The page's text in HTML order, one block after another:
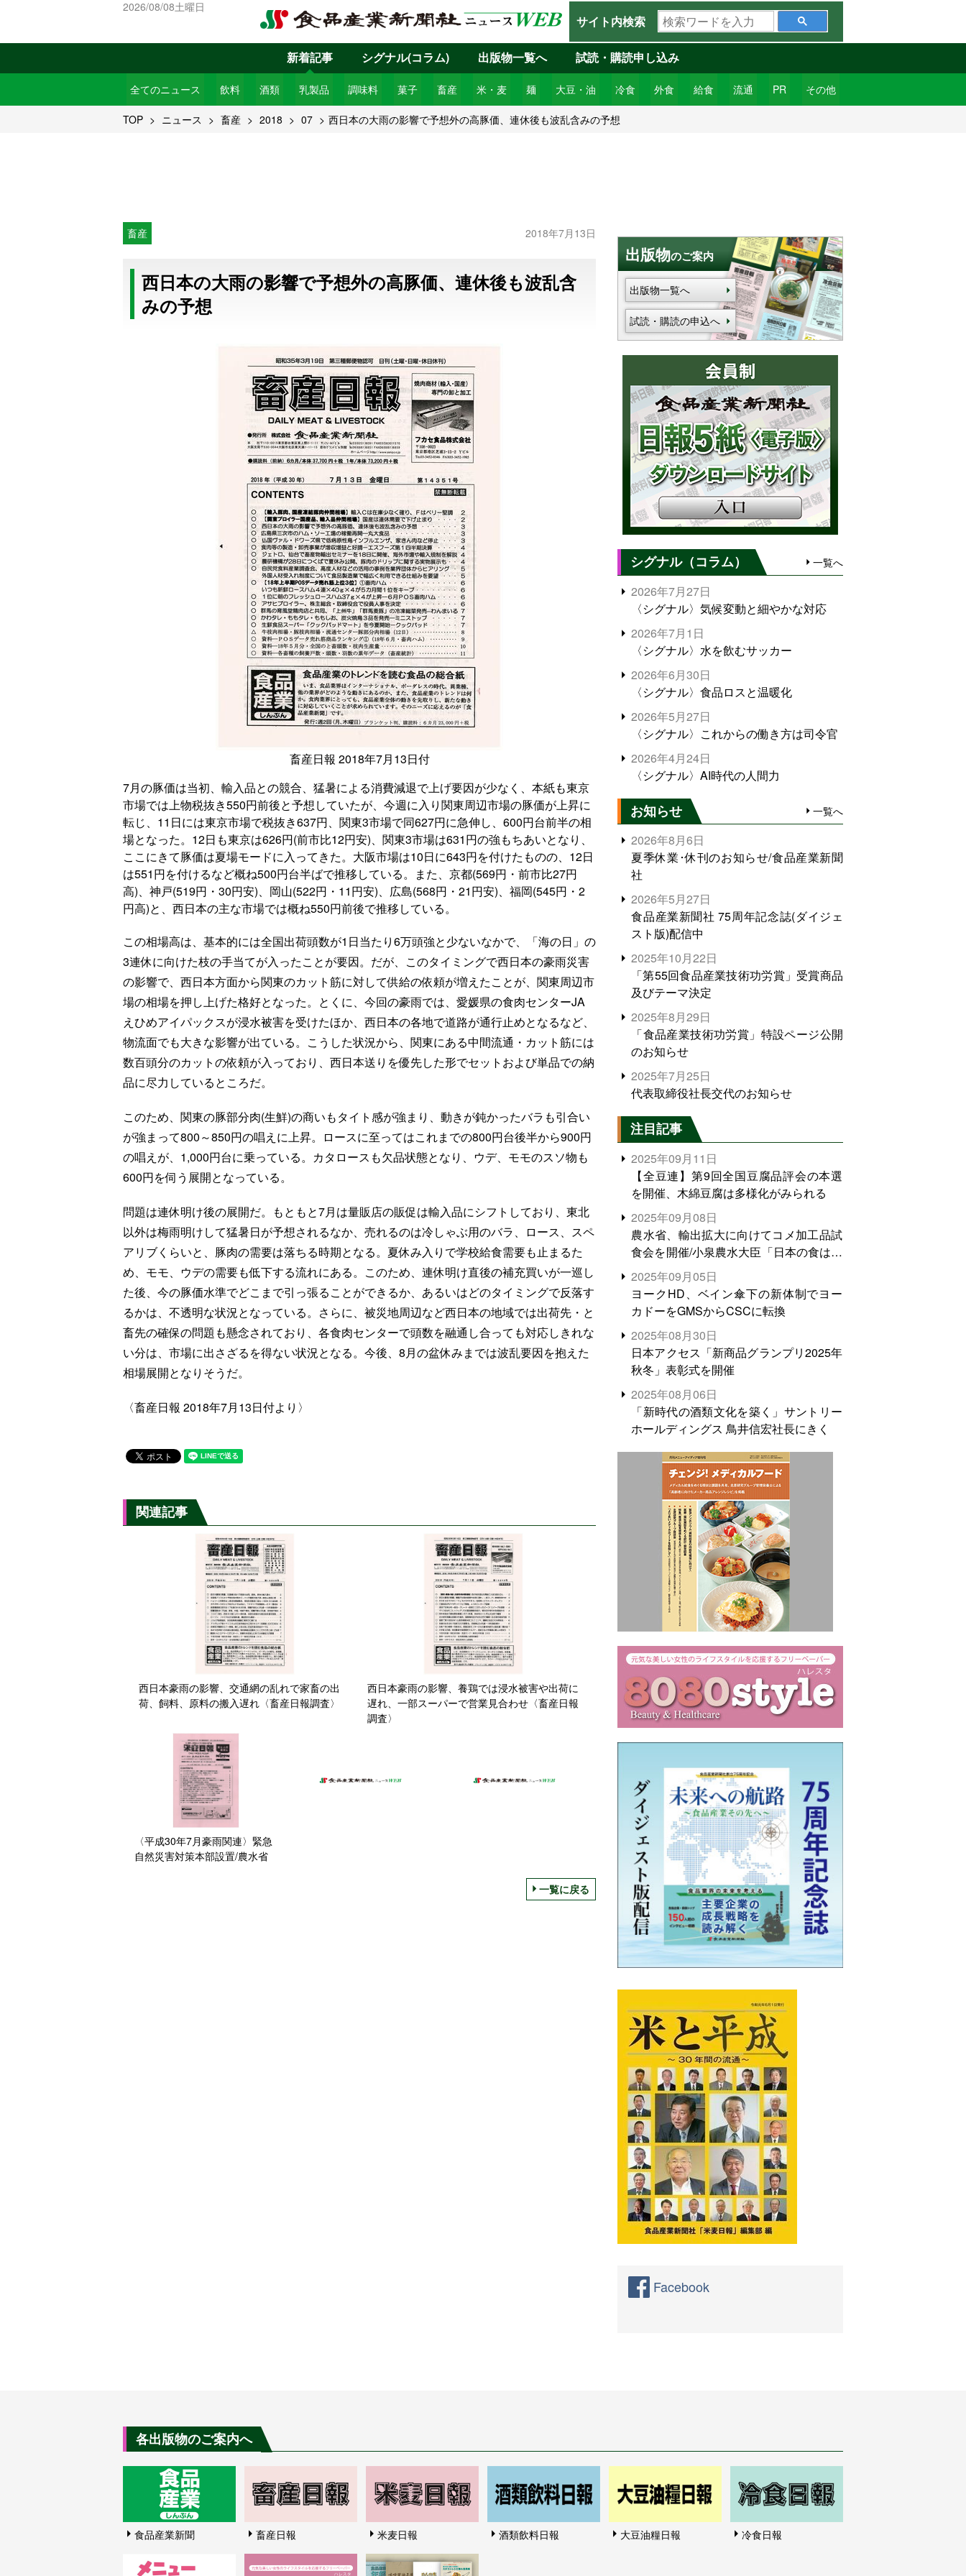
2026/08/08土曜日
サイト内検索
検
索
ワ
ー
ド
を
新着記事
全てのニュース 飲料 酒類 乳製品 調味料 菓子 畜産 米・麦 麺 大豆・油 冷食 外食 給食 流通 PR その他
シグナル(コラム) 出版物一覧へ 試読・購読申し込み
TOP ニュース 畜産 2018 07 西日本の大雨の影響で予想外の高豚価、連休後も波乱含みの予想
畜産 2018年7月13日
西日本の大雨の影響で予想外の高豚価、連休後も波乱含
みの予想
畜産日報 2018年7月13日付
7月の豚価は当初、輸入品との競合、猛暑による消費減退で上げ要因が少なく、本紙も東京
市場では上物税抜き550円前後と予想していたが、今週に入り関東周辺市場の豚価が上昇に
転じ、11日には東京市場で税抜き637円、関東3市場で同627円に急伸し、600円台前半の相
場となった。12日も東京は626円(前市比12円安)、関東3市場は631円の強もちあいとなり、
ここにきて豚価は夏場モードに入ってきた。大阪市場は10日に643円を付けたものの、12日
は551円を付けるなど概ね500円台半ばで推移している。また、京都(569円・前市比27円
高)、神戸(519円・30円安)、岡山(522円・11円安)、広島(568円・21円安)、福岡(545円・2
円高)と、西日本の主な市場では概ね550円前後で推移している。
この相場高は、基本的には全国出荷頭数が1日当たり6万頭強と少ないなかで、「海の日」の
3連休に向けた枝の手当てが入ったことが要因。だが、このタイミングで西日本の豪雨災害
の影響で、西日本方面から関東のカット筋に対して供給の依頼が増えたことが、関東周辺市
場の相場を押し上げた格好となった。とくに、今回の豪雨では、愛媛県の食肉センターJA
えひめアイパックスが浸水被害を受けたほか、西日本の各地で道路が通行止めとなるなど、
物流面でも大きな影響が出ている。こうした状況から、関東にある中間流通・カット筋には
数百頭分のカットの依頼が入っており、西日本送りを優先した形でセットおよび単品での納
品に尽力しているところだ。
このため、関東の豚部分肉(生鮮)の商いもタイト感が強まり、動きが鈍かったバラも引合い
が強まって800～850円の唱えに上昇。ロースに至ってはこれまでの800円台後半から900円
の唱えが、1,000円台に乗っている。カタロースも欠品状態となり、ウデ、モモのスソ物も
600円を伺う展開となっている。
問題は連休明け後の展開だ。もともと7月は量販店の販促は輸入品にシフトしており、東北
以外は梅雨明けして猛暑日が予想されるなか、売れるのは冷しゃぶ用のバラ、ロース、スペ
アリブくらいと、豚肉の需要は落ちる時期となる。夏休み入りで学校給食需要も止まるた
め、モモ、ウデの需要も低下する流れにある。このため、連休明け直後の補充買いが一巡し
た後、今の豚価水準でどこまで引っ張ることができるか、あるいはどのタイミングで反落す
るかは、不透明な状況となっている。さらに、被災地周辺など西日本の地域では出荷先・と
畜先の確保の問題も懸念されており、各食肉センターで頭数を融通し合っても対応しきれな
い分は、市場に出さざるを得ない状況となる。今後、8月の盆休みまでは波乱要因を抱えた
相場展開となりそうだ。
〈畜産日報 2018年7月13日付より〉
関連記事
西日本豪雨の影響、交通網の乱れで家畜の出
荷、飼料、原料の搬入遅れ〈畜産日報調査〉
西日本豪雨の影響、養鶏では浸水被害や出荷に
遅れ、一部スーパーで営業見合わせ〈畜産日報
調査〉
〈平成30年7月豪雨関連〉緊急
自然災害対策本部設置/農水省
一覧に戻る
出版物のご案内
出版物一覧へ
試読・購読の申込へ
シグナル（コラム） 一覧へ
2026年7月27日
〈シグナル〉気候変動と細やかな対応
2026年7月1日
〈シグナル〉水を飲むサッカー
2026年6月30日
〈シグナル〉食品ロスと温暖化
2026年5月27日
〈シグナル〉これからの働き方は司令官
2026年4月24日
〈シグナル〉AI時代の人間力
お知らせ 一覧へ
2026年8月6日
夏季休業･休刊のお知らせ/食品産業新聞
社
2026年5月27日
食品産業新聞社 75周年記念誌(ダイジェ
スト版)配信中
2025年10月22日
「第55回食品産業技術功労賞」受賞商品
及びテーマ決定
2025年8月29日
「食品産業技術功労賞」特設ページ公開
のお知らせ
2025年7月25日
代表取締役社長交代のお知らせ
注目記事
2025年09月11日
【全豆連】第9回全国豆腐品評会の本選
を開催、木綿豆腐は多様化がみられる
2025年09月08日
農水省、輸出拡大に向けてコメ加工品試
食会を開催/小泉農水大臣「日本の食は世
界でトップをとれる。米増産に向けて、
米輸出需要の拡大を」
2025年09月05日
ヨークHD、ベイン傘下の新体制でヨー
カドーをGMSからCSCに転換
2025年08月30日
日本アクセス「新商品グランプリ2025年
秋冬」表彰式を開催
2025年08月06日
「新時代の酒類文化を築く」サントリー
ホールディングス 鳥井信宏社長にきく
Facebook
各出版物のご案内へ
食品産業新聞 畜産日報 米麦日報 酒類飲料日報 大豆油糧日報 冷食日報